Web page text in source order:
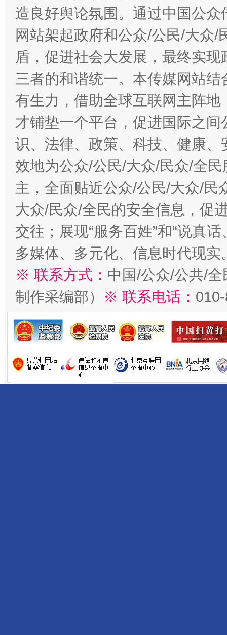
造良好舆论氛围。通过中国公
网站架起政府和公众/公民/大众
盾，促进社会大发展，最终实
三者的和谐统一。本传媒网站
有生力，借助全球互联网主阵
才铺垫一个平台，促进国际之
识、法律、政策、科技、健康
效地为公众/公民/大众/民众/全
主，全面贴近公众/公民/大众/民
大众/民众/全民的安全信息，促
交往；展现“服务百姓”和“说真
多媒体、多元化、信息时代现实
※ 联系方式： 中国/公众/公共/
制作采编部）
※ 联系电话：